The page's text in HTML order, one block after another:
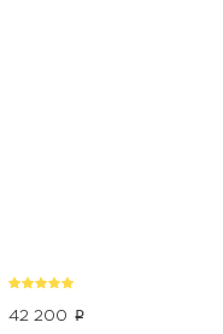
42 200 p